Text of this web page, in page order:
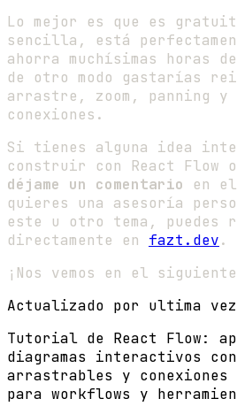
Lo mejor es que es
sencilla, está
ahorra muchísimas horas
de otro modo gastarías
arrastre, zoom, panning y
conexiones.
Si tienes alguna idea
construir con React Flow
déjame un comentario en
quieres una asesoría
este u otro tema, puedes
directamente en fazt.dev.
¡Nos vemos en el
Actualizado por ultima
Tutorial de React Flow:
diagramas interactivos con
arrastrables y
para workflows y